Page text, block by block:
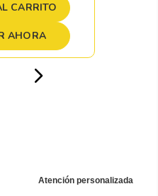
CARRITO
AHORA
Atención personalizada